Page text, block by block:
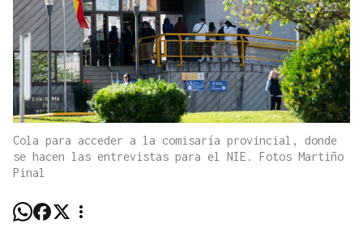
Cola para acceder a la comisaría provincial, donde
se hacen las entrevistas para el NIE. Fotos Martiño
Pinal